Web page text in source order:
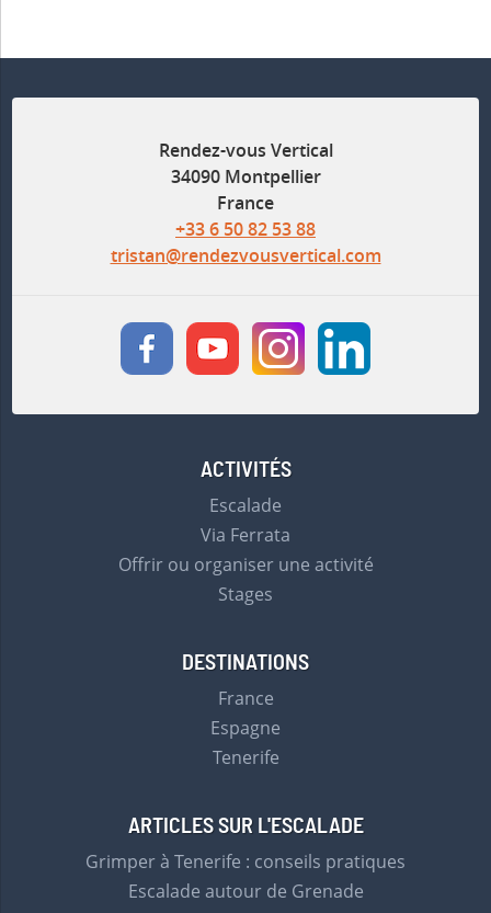
Rendez-vous Vertical
34090 Montpellier
France
+33 6 50 82 53 88
tristan@rendezvousvertical.com
ACTIVITÉS
Escalade
Via Ferrata
Offrir ou organiser une activité
Stages
DESTINATIONS
France
Espagne
Tenerife
ARTICLES SUR L'ESCALADE
Grimper à Tenerife : conseils pratiques
Escalade autour de Grenade